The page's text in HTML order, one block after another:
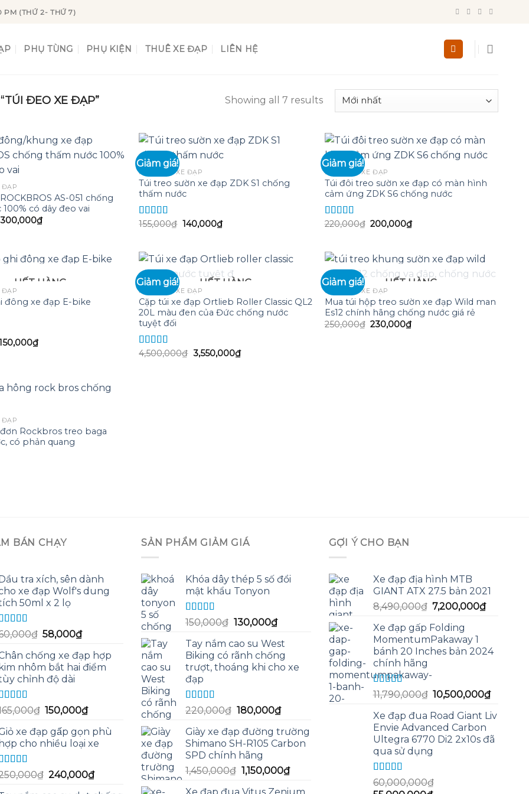
PM (THỨ 2- THỨ 7)
PHỤ TÙNG PHỤ KIỆN THUÊ XE ĐẠP LIÊN HỆ
ĐEO XE ĐẠP” Showing all 7 results
wishlist
ĐẠP
AS-051 chống
có dây đeo vai
Giá
300,000₫Giá
300,000₫.
Giảm giá!
Add to
PHỤ KIỆN XE ĐẠP
Túi treo sườn xe đạp ZDK S1 chống
thấm nước
Được xếp
155,000₫ Giá
140,000₫Giá
hiện
140,000₫.
Giảm giá!
Add to
PHỤ KIỆN XE ĐẠP
Túi đôi treo sườn xe đạp có màn hình
cảm ứng ZDK S6 chống nước
Được xếp
220,000₫ Giá
200,000₫Giá
hiện
200,000₫.
HẾT HÀNG
ĐẠP
đông xe đạp E-bike
gốc
₫Giá
hiện
Giảm giá!
Add to
wishlist
HẾT HÀNG
PHỤ KIỆN XE ĐẠP
Cặp túi xe đạp Ortlieb Roller Classic QL2
20L màu đen của Đức chống nước
tuyệt đối
Được xếp
4,500,000₫ Giá
gốc
3,550,000₫Giá
hiện
Giảm giá!
Add to
wishlist
HẾT HÀNG
PHỤ KIỆN XE ĐẠP
Mua túi hộp treo sườn xe đạp Wild man
Es12 chính hãng chống nước giá rẻ
250,000₫ Giá
230,000₫Giá
hiện
Add to
ĐẠP
Rockbros treo baga
có phản quang
BÁN CHẠY
tra xích, sên dành
xe đạp Wolf's dung
50ml x 2 lọ
xếp
hạng
5.005
₫ Giá
là:
60,000₫.
58,000₫Giá
tại
là:
chống xe đạp hợp
kim nhôm bắt hai điểm
chỉnh độ dài
xếp
hạng
5.005
₫ Giá
là:
165,000₫.
150,000₫Giá
tại
là:
xe đạp gấp gọn phù
hợp cho nhiều loại xe
xếp
hạng
5
₫ Giá
240,000₫Giá
SẢN PHẨM GIẢM GIÁ
Khóa dây thép 5 số đổi
mật khẩu Tonyon
Được xếp
hạng
5
sao
150,000₫ Giá
là:
150,000₫.
130,000₫Giá
tại
là:
130,000₫.
Tay nắm cao su West
Biking có rãnh chống
trượt, thoáng khi cho xe
đạp
Được xếp
hạng
5
sao
220,000₫ Giá
là:
220,000₫.
180,000₫Giá
tại
là:
Giày xe đạp đường trường
Shimano SH-R105 Carbon
SPD chính hãng
1,450,000₫ Giá
1,150,000₫Giá
GỢI Ý CHO BẠN
Xe đạp địa hình MTB
GIANT ATX 27.5 bản 2021
8,490,000₫ Giá
là:
8,490,000₫.
7,200,000₫Giá
Xe đạp gấp Folding
MomentumPakaway 1
bánh 20 Inches bản 2024
chính hãng
Được xếp
hạng
5.00
sao
11,790,000₫ Giá
là:
11,790,000₫.
10,500,000₫Giá
tại
Xe đạp đua Road Giant Liv
Envie Advanced Carbon
Ultegra 6770 Di2 2x10s đã
qua sử dụng
Được xếp
hạng5.005
60,000,000₫